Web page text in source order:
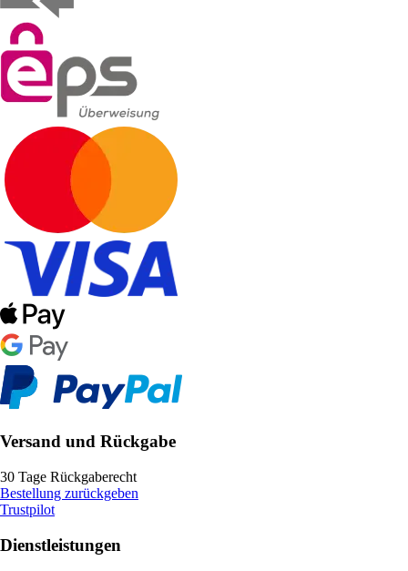
Versand und Rückgabe
30 Tage Rückgaberecht
Bestellung zurückgeben
Trustpilot
Dienstleistungen